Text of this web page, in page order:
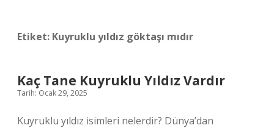
Etiket: Kuyruklu yıldız göktaşı mıdır
Kaç Tane Kuyruklu Yıldız Vardır
Tarih: Ocak 29, 2025
Kuyruklu yıldız isimleri nelerdir? Dünya’dan